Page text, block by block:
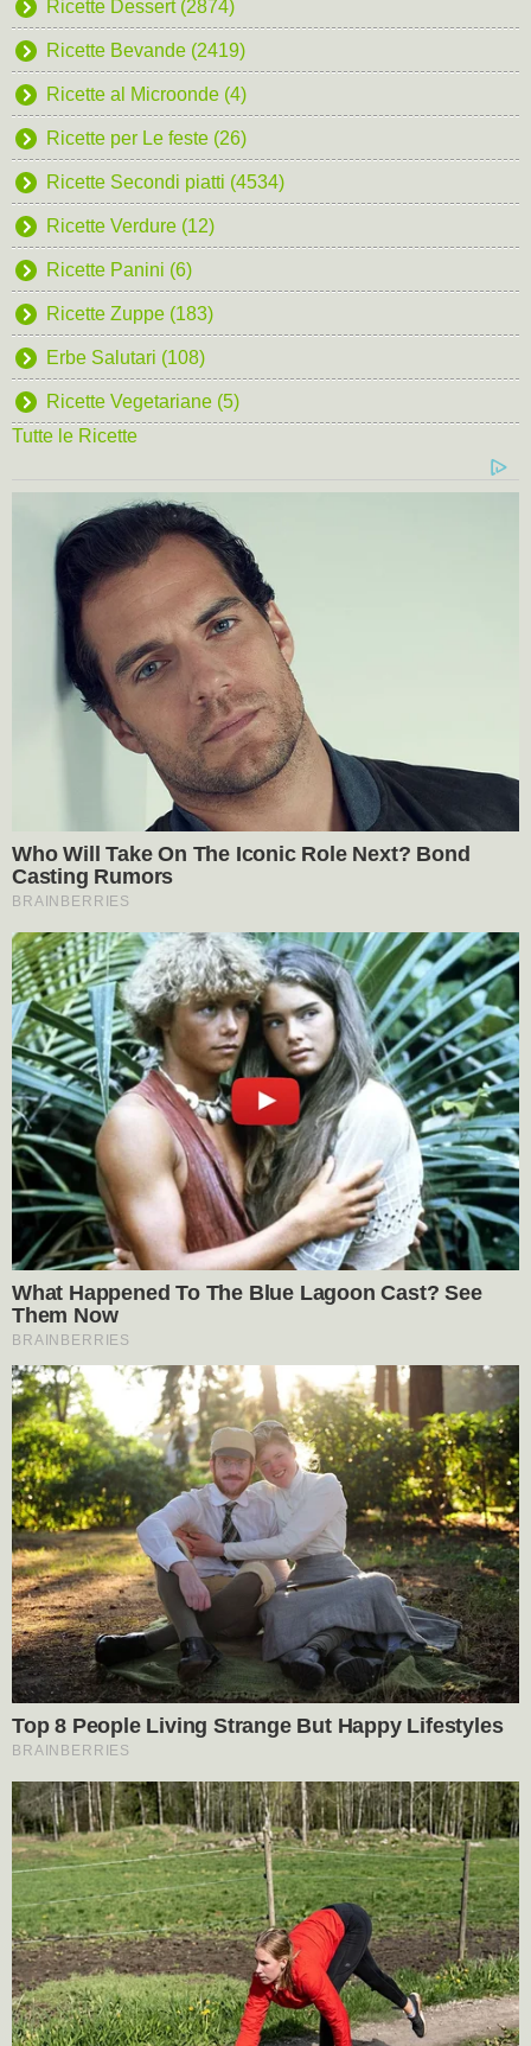
Ricette Dessert (2874)
Ricette Bevande (2419)
Ricette al Microonde (4)
Ricette per Le feste (26)
Ricette Secondi piatti (4534)
Ricette Verdure (12)
Ricette Panini (6)
Ricette Zuppe (183)
Erbe Salutari (108)
Ricette Vegetariane (5)
Tutte le Ricette